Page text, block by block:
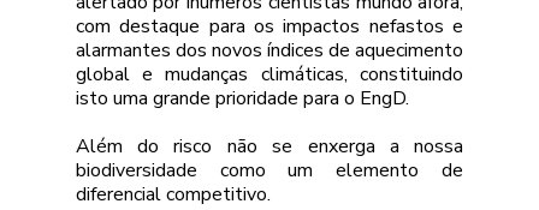
com destaque para os impactos nefastos e
alarmantes dos novos índices de aquecimento
global e mudanças climáticas, constituindo
isto uma grande prioridade para o EngD.
Além do risco não se enxerga a nossa
biodiversidade como um elemento de
diferencial competitivo.